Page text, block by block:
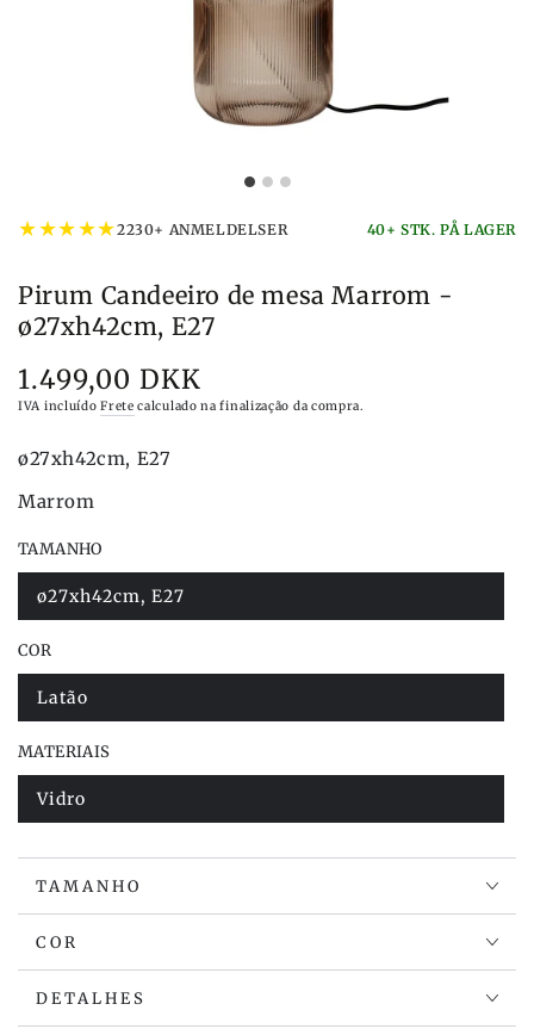
★★★★★2230+ ANMELDELSER 40+ STK. PÅ LAGER
Pirum Candeeiro de mesa Marrom -
ø27xh42cm, E27
Preço
1.499,00 DKK
IVA incluídoFrete calculado na finalização da compra.
ø27xh42cm, E27
Marrom
TAMANHO
ø27xh42cm, E27
Variante
esgotada
indisponível
COR
Latão
Variante
esgotada
indisponível
MATERIAIS
Vidro
Variante
esgotada
indisponível
TAMANHO
COR
DETALHES